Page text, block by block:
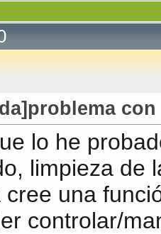
lo he
limpieza de
una
controlar/